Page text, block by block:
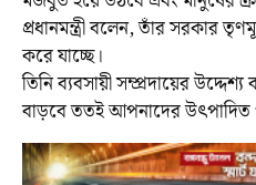
প্রধানমন্ত্রী বলেন, তাঁর সরকার
করে যাচ্ছে।
তিনি ব্যবসায়ী সম্প্রদায়ের
বাড়বে ততই আপনাদের উৎপাদিত